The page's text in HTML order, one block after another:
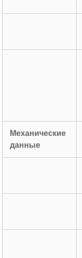
Механические
данные